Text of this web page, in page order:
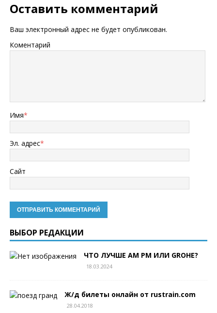
Оставить комментарий
Ваш электронный адрес не будет опубликован.
Коментарий
Имя*
Эл. адрес*
Сайт
ВЫБОР РЕДАКЦИИ
ЧТО ЛУЧШЕ AM PM ИЛИ GROHE?
18.03.2024
Ж/д билеты онлайн от rustrain.com
28.04.2018